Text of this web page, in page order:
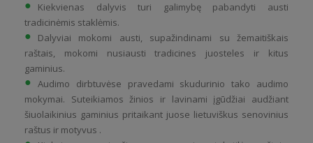
Kiekvienas dalyvis turi galimybę pabandyti austi
tradicinėmis staklėmis.
Dalyviai mokomi austi, supažindinami su žemaitiškais
raštais, mokomi nusiausti tradicines juosteles ir kitus
gaminius.
Audimo dirbtuvėse pravedami skudurinio tako audimo
mokymai. Suteikiamos žinios ir lavinami įgūdžiai audžiant
šiuolaikinius gaminius pritaikant juose lietuviškus senovinius
raštus ir motyvus .